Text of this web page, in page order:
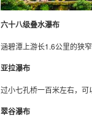
六十八级叠水瀑布
涵碧潭上游长1.6公里的狭
亚拉瀑布
过小七孔桥一百米左右，可
翠谷瀑布